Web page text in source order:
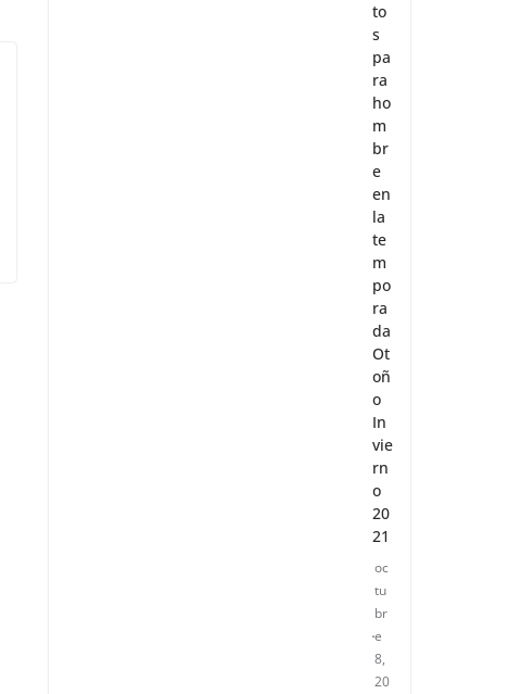
to
s
pa
ra
ho
m
br
e
en
la
te
m
po
ra
da
Ot
oñ
o
In
vie
rn
o
20
21
oc
tu
br
e
8,
20